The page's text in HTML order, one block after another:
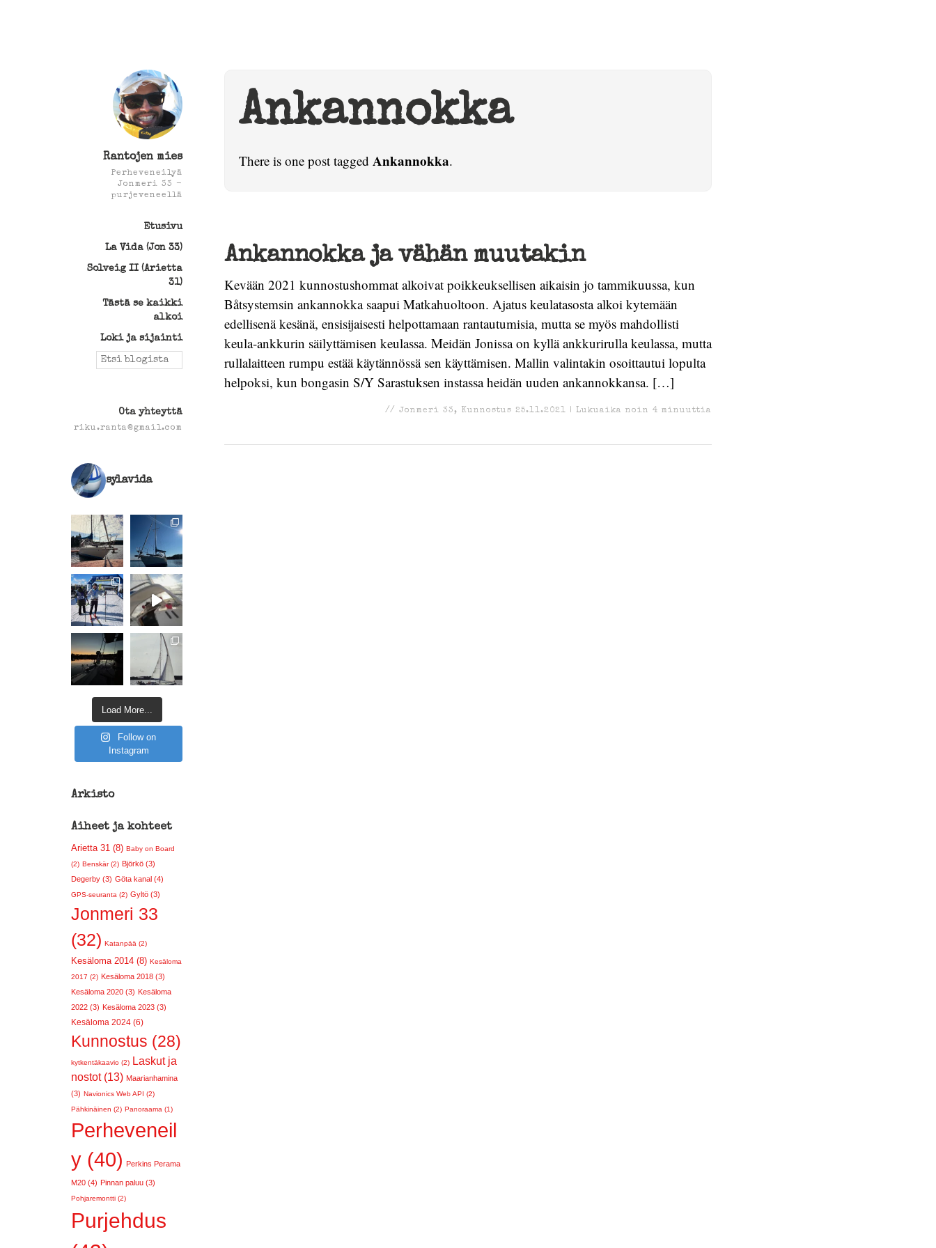
Rantojen mies
Perheveneilyä
Jonmeri 33 -
purjeveneellä
Etusivu
La Vida (Jon 33)
Solveig II (Arietta
31)
Tästä se kaikki
alkoi
Loki ja sijainti
Search
for:
Ankannokka
There is one post tagged Ankannokka.
Ankannokka ja vähän muutakin
Kevään 2021 kunnostushommat alkoivat poikkeuksellisen aikaisin jo tammikuussa, kun
Båtsystemsin ankannokka saapui Matkahuoltoon. Ajatus keulatasosta alkoi kytemään
edellisenä kesänä, ensisijaisesti helpottamaan rantautumisia, mutta se myös mahdollisti
keula-ankkurin säilyttämisen keulassa. Meidän Jonissa on kyllä ankkurirulla keulassa, mutta
rullalaitteen rumpu estää käytännössä sen käyttämisen. Mallin valintakin osoittautui lopulta
helpoksi, kun bongasin S/Y Sarastuksen instassa heidän uuden ankannokkansa. […]
// Jonmeri 33, Kunnostus 25.11.2021 | Lukuaika noin 4 minuuttia
Ota yhteyttä
riku.ranta@gmail.com
sylavida
Load More...
Follow on
Instagram
Arkisto
Aiheet ja kohteet
Arietta 31 (8) Baby on Board
(2) Benskär (2) Björkö (3)
Degerby (3) Göta kanal (4)
GPS-seuranta (2) Gyltö (3)
Jonmeri 33
(32) Katanpää (2)
Kesäloma 2014 (8) Kesäloma
2017 (2) Kesäloma 2018 (3)
Kesäloma 2020 (3) Kesäloma
2022 (3) Kesäloma 2023 (3)
Kesäloma 2024 (6)
Kunnostus (28)
kytkentäkaavio (2)
Laskut ja
nostot (13) Maarianhamina
(3) Navionics Web API (2)
Pähkinäinen (2) Panoraama (1)
Perheveneil
y (40) Perkins Perama
M20 (4) Pinnan paluu (3)
Pohjaremontti (2)
Purjehdus